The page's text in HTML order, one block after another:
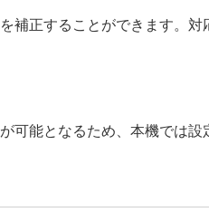
補正することができます。
能となるため、本機では設